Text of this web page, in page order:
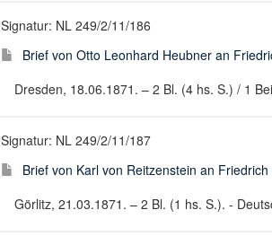
Signatur: NL 249/2/11/186
Brief von Otto Leonhard Heubner an
Dresden, 18.06.1871. – 2 Bl. (4 hs. S.) / 1
Signatur: NL 249/2/11/187
Brief von Karl von Reitzenstein an
Görlitz, 21.03.1871. – 2 Bl. (1 hs. S.). -